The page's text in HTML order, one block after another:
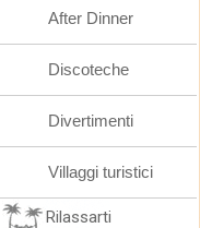
After Dinner
Discoteche
Divertimenti
Villaggi turistici
Rilassarti